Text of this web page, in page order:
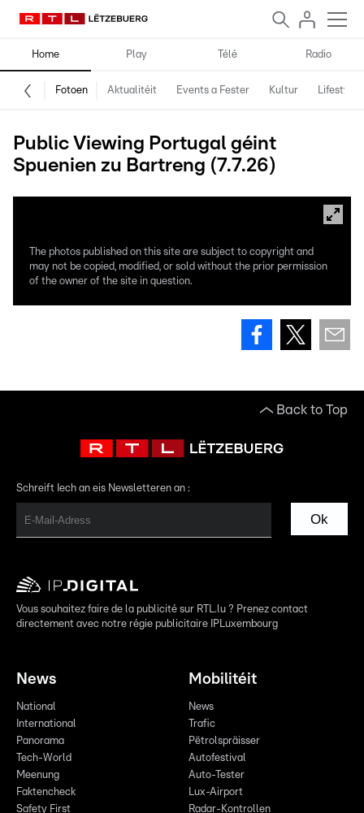
Home Play Télé Radio
Fotoen Aktualitéit Events a Fester Kultur Lifestyle
Public Viewing Portugal géint
Spuenien zu Bartreng (7.7.26)
The photos published on this site are subject to copyright and
may not be copied, modified, or sold without the prior permission
of the owner of the site in question.
Back to Top
Schreift Iech an eis Newsletteren an :
Ok
Vous souhaitez faire de la publicité sur RTL.lu ? Prenez contact
directement avec notre régie publicitaire IPLuxembourg
News
National
International
Panorama
Tech-World
Meenung
Faktencheck
Safety First
Mobilitéit
News
Trafic
Pëtrolspräisser
Autofestival
Auto-Tester
Lux-Airport
Radar-Kontrollen